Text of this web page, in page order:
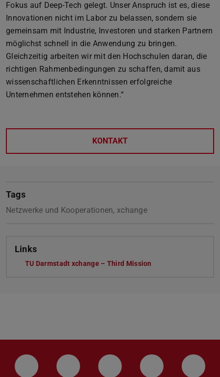
Fokus auf Deep-Tech gelegt. Unser Anspruch ist es, diese
Innovationen nicht im Labor zu belassen, sondern sie
gemeinsam mit Industrie, Investoren und starken Partnern
möglichst schnell in die Anwendung zu bringen.
Gleichzeitig arbeiten wir mit den Hochschulen daran, die
richtigen Rahmenbedingungen zu schaffen, damit aus
wissenschaftlichen Erkenntnissen erfolgreiche
Unternehmen entstehen können.“
KONTAKT
Tags
Netzwerke und Kooperationen, xchange
Links
TU Darmstadt xchange – Third Mission
LinkedIn-Seite der TU Darmstadt
Instagram-Kanal der TU
Bluesky-Kanal der TU
Facebook-